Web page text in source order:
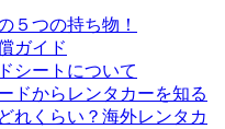
５つの持ち物！
ガイド
シートについて
ドからレンタカーを知る
れくらい？海外レンタカ